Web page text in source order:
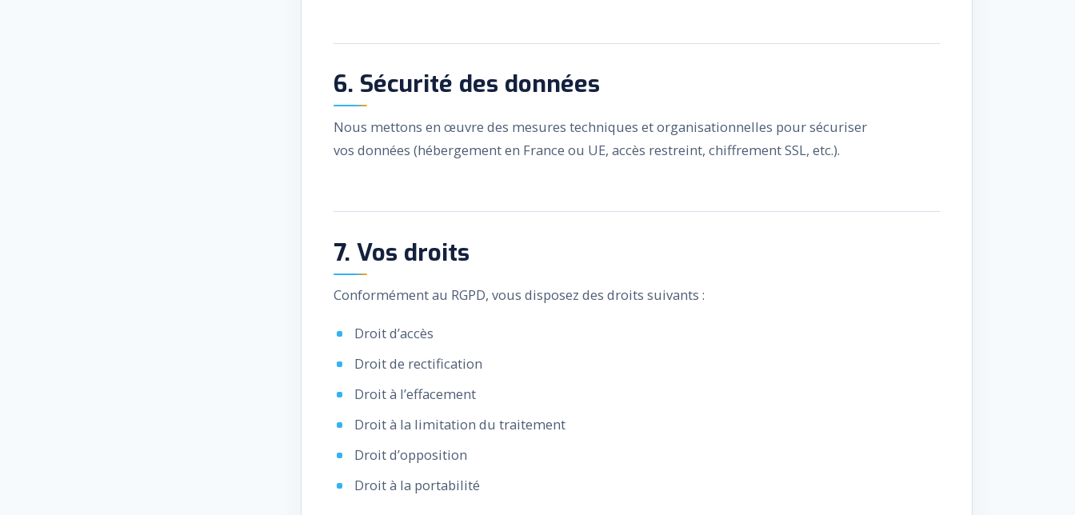
6. Sécurité des données
Nous mettons en œuvre des mesures techniques et organisationnelles pour sécuriser
vos données (hébergement en France ou UE, accès restreint, chiffrement SSL, etc.).
7. Vos droits
Conformément au RGPD, vous disposez des droits suivants :
Droit d’accès
Droit de rectification
Droit à l’effacement
Droit à la limitation du traitement
Droit d’opposition
Droit à la portabilité